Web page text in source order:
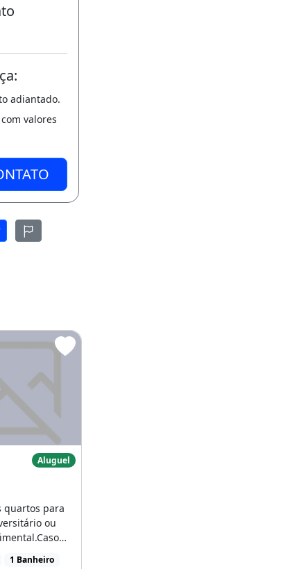
adiantado.
valores
Aluguel
quartos para
ou
1 Banheiro